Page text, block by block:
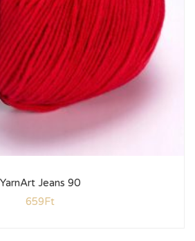
YarnArt Jeans 90
659Ft